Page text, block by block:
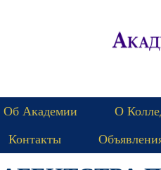
Об Академии О
Контакты